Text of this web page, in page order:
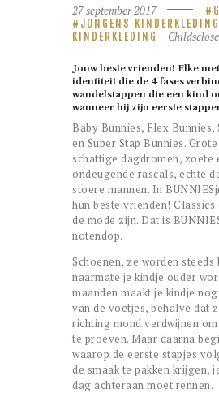
27 september 2017
JONGENS KINDERKLEDING
KINDERKLEDING
Jouw beste vrienden! Elke
identiteit die de 4 fases
wandelstappen die een kind
wanneer hij zijn eerste
Baby Bunnies, Flex Bunnies,
en Super Stap Bunnies.
schattige dagdromen, zoete
ondeugende rascals, echte
stoere mannen. In
hun beste vrienden!
de mode zijn. Dat is
notendop.
Schoenen, ze worden
naarmate je kindje ouder
maanden maakt je kindje
van de voetjes, behalve dat
richting mond verdwijnen
te proeven. Maar daarna
waarop de eerste stapjes
de smaak te pakken krijgen,
dag achteraan moet rennen.